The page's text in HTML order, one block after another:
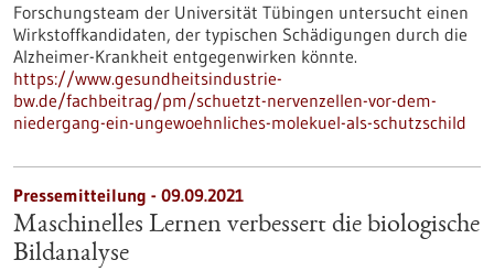
Forschungsteam der Universität Tübingen untersucht einen
Wirkstoffkandidaten, der typischen Schädigungen durch die
Alzheimer-Krankheit entgegenwirken könnte.
https://www.gesundheitsindustrie-
bw.de/fachbeitrag/pm/schuetzt-nervenzellen-vor-dem-
niedergang-ein-ungewoehnliches-molekuel-als-schutzschild
Pressemitteilung - 09.09.2021
Maschinelles Lernen verbessert die biologische
Bildanalyse